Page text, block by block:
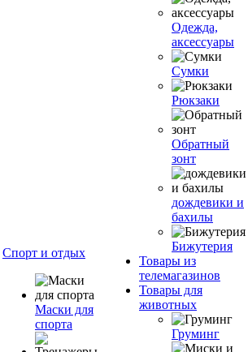
Спорт и отдых
Маски для
спорта
Одежда,
аксессуары
Сумки
Рюкзаки
Обратный
зонт
дождевики и
бахилы
Бижутерия
Товары из
телемагазинов
Товары для
животных
Груминг